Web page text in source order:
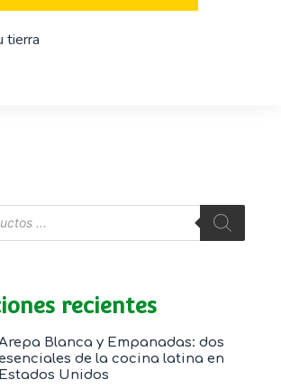
tierra
recientes
Blanca y Empanadas: dos
de la cocina latina en
Estados Unidos